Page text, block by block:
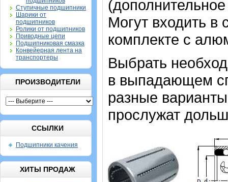
Ступичные подшипники
Шарики от
подшипников
Ролики от подшипников
Приводные цепи
Подшипниковая смазка
Конвейерная лента на
транспортеры
ПРОИЗВОДИТЕЛИ
ССЫЛКИ
Подшипники качения
ХИТЫ ПРОДАЖ
Могут входить в
комплекте с
Выбрать
в выпадающем
разные
прослужат